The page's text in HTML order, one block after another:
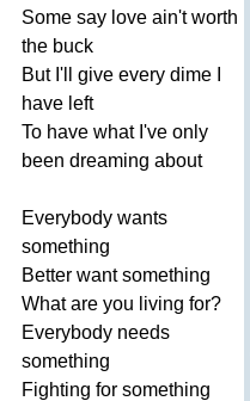
Some say love ain't worth
the buck
But I'll give every dime
have left
To have what I've only
been dreaming about
Everybody wants
something
Better want something
What are you living for?
Everybody needs
something
Fighting for something